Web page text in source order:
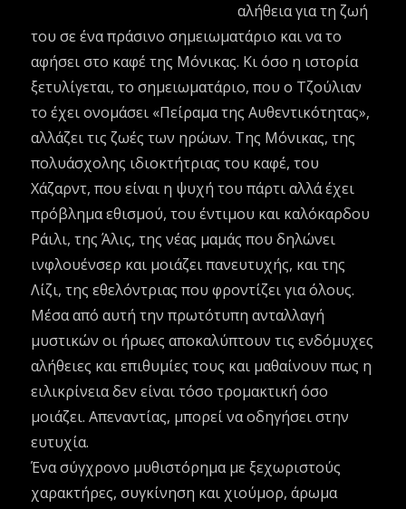
αλήθεια για τη ζωή
του σε ένα πράσινο σημειωματάριο και να το
αφήσει στο καφέ της Μόνικας. Κι όσο η ιστορία
ξετυλίγεται, το σημειωματάριο, που ο Τζούλιαν
το έχει ονομάσει «Πείραμα της Αυθεντικότητας»,
αλλάζει τις ζωές των ηρώων. Της Μόνικας, της
πολυάσχολης ιδιοκτήτριας του καφέ, του
Χάζαρντ, που είναι η ψυχή του πάρτι αλλά έχει
πρόβλημα εθισμού, του έντιμου και καλόκαρδου
Ράιλι, της Άλις, της νέας μαμάς που δηλώνει
ινφλουένσερ και μοιάζει πανευτυχής, και της
Λίζι, της εθελόντριας που φροντίζει για όλους.
Μέσα από αυτή την πρωτότυπη ανταλλαγή
μυστικών οι ήρωες αποκαλύπτουν τις ενδόμυχες
αλήθειες και επιθυμίες τους και μαθαίνουν πως η
ειλικρίνεια δεν είναι τόσο τρομακτική όσο
μοιάζει. Απεναντίας, μπορεί να οδηγήσει στην
ευτυχία.
Ένα σύγχρονο μυθιστόρημα με ξεχωριστούς
χαρακτήρες, συγκίνηση και χιούμορ, άρωμα